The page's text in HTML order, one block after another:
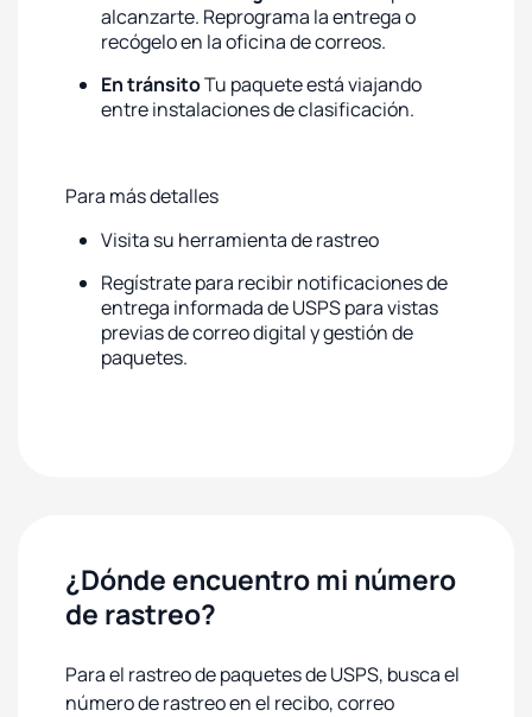
alcanzarte. Reprograma la entrega o
recógelo en la oficina de correos.
En tránsitoTu paquete está viajando
entre instalaciones de clasificación.
Para más detalles
Visita su herramienta de rastreo
Regístrate para recibir notificaciones de
entrega informada de USPS para vistas
previas de correo digital y gestión de
paquetes.
¿Dónde encuentro mi número
de rastreo?
Para el rastreo de paquetes de USPS, busca el
número de rastreo en el recibo, correo